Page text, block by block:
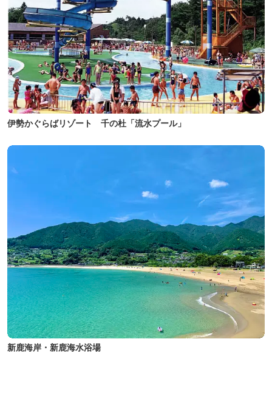
伊勢かぐらばリゾート 千の杜「流水プール」
新鹿海岸・新鹿海水浴場